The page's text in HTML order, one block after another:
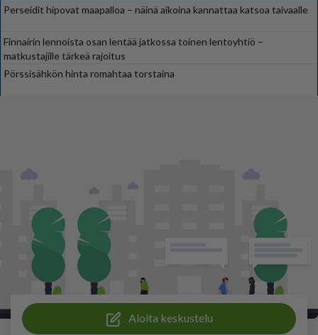
Perseidit hipovat maapalloa – näinä aikoina kannattaa katsoa taivaalle
Finnairin lennoista osan lentää jatkossa toinen lentoyhtiö –
matkustajille tärkeä rajoitus
Pörssisähkön hinta romahtaa torstaina
Aloita keskustelu